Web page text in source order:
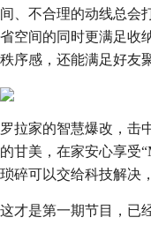
间、不合理的动线总会
省空间的同时更满足收
秩序感，还能满足好友
罗拉家的智慧爆改，击
的甘美，在家安心享受
琐碎可以交给科技解决
这才是第一期节目，已